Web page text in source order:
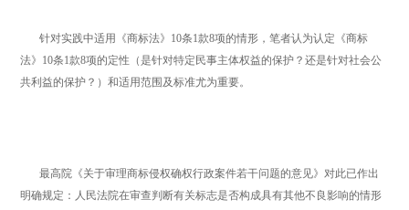
针对实践中适用《商标法》10条1款8项的情形，笔者认为认定《商标
法》10条1款8项的定性（是针对特定民事主体权益的保护？还是针对社会公
共利益的保护？）和适用范围及标准尤为重要。
最高院《关于审理商标侵权确权行政案件若干问题的意见》对此已作出
明确规定：人民法院在审查判断有关标志是否构成具有其他不良影响的情形